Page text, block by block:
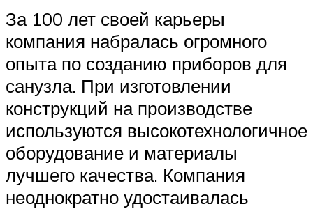
За 100 лет своей карьеры
компания набралась огромного
опыта по созданию приборов для
санузла. При изготовлении
конструкций на производстве
используются высокотехнологичное
оборудование и материалы
лучшего качества. Компания
неоднократно удостаивалась